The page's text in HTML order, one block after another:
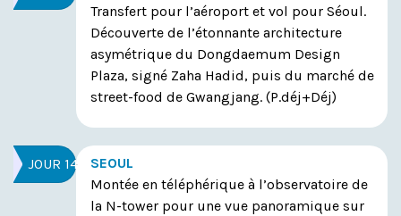
Transfert pour l’aéroport et vol pour Séoul.
Découverte de l’étonnante architecture
asymétrique du Dongdaemum Design
Plaza, signé Zaha Hadid, puis du marché de
street-food de Gwangjang. (P.déj+Déj)
JOUR 14
SEOUL
Montée en téléphérique à l’observatoire de
la N-tower pour une vue panoramique sur